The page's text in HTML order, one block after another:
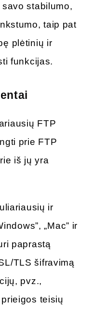
stabilumo,
taip pat
plėtinių ir
funkcijas.
FTP
prie FTP
iš jų yra
ir
„Mac” ir
paprastą
TLS šifravimą
pvz.,
teisių